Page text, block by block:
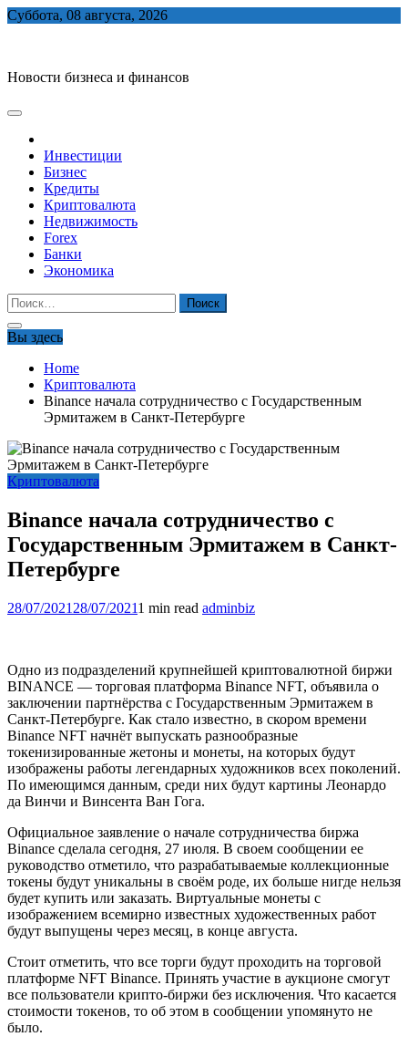
Skip
Суббота, 08 августа, 2026
Новости бизнеса и финансов
Инвестиции
Бизнес
Кредиты
Криптовалюта
Недвижимость
Forex
Банки
Экономика
Найти:
Вы здесь
Home
Криптовалюта
Binance начала сотрудничество с Государственным
Эрмитажем в Санкт-Петербурге
Криптовалюта
Binance начала сотрудничество с
Государственным Эрмитажем в Санкт-
Петербурге
28/07/2021 28/07/20211 min read adminbiz
Одно из подразделений крупнейшей криптовалютной биржи
BINANCE — торговая платформа Binance NFT, объявила о
заключении партнёрства с Государственным Эрмитажем в
Санкт-Петербурге. Как стало известно, в скором времени
Binance NFT начнёт выпускать разнообразные
токенизированные жетоны и монеты, на которых будут
изображены работы легендарных художников всех поколений.
По имеющимся данным, среди них будут картины Леонардо
да Винчи и Винсента Ван Гога.
Официальное заявление о начале сотрудничества биржа
Binance сделала сегодня, 27 июля. В своем сообщении ее
руководство отметило, что разрабатываемые коллекционные
токены будут уникальны в своём роде, их больше нигде нельзя
будет купить или заказать. Виртуальные монеты с
изображением всемирно известных художественных работ
будут выпущены через месяц, в конце августа.
Стоит отметить, что все торги будут проходить на торговой
платформе NFT Binance. Принять участие в аукционе смогут
все пользователи крипто-биржи без исключения. Что касается
стоимости токенов, то об этом в сообщении упомянуто не
было.